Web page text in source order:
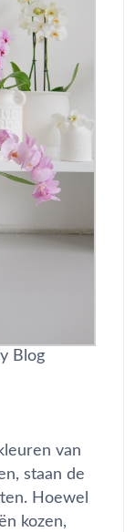
Blog
van
staan de
Hoewel
kozen,